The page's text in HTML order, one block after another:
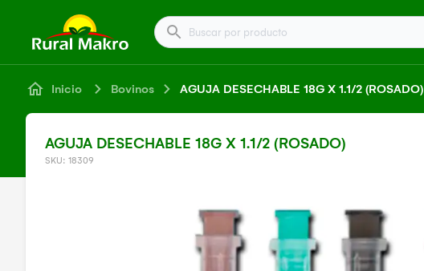
Buscar por producto
Inicio Bovinos AGUJA DESECHABLE 18G X 1.1/2 (ROSADO)
AGUJA DESECHABLE 18G X 1.1/2 (ROSADO)
SKU: 18309